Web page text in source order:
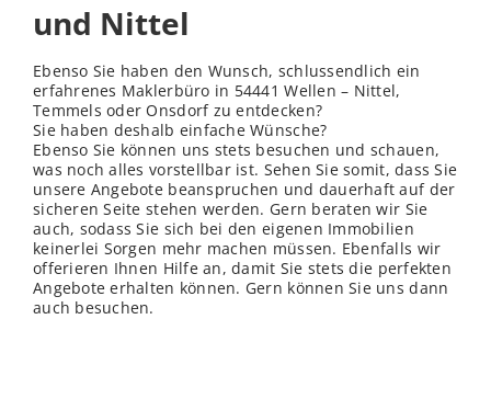
und Nittel
Ebenso Sie haben den Wunsch, schlussendlich ein
erfahrenes Maklerbüro in 54441 Wellen – Nittel,
Temmels oder Onsdorf zu entdecken?
Sie haben deshalb einfache Wünsche?
Ebenso Sie können uns stets besuchen und schauen,
was noch alles vorstellbar ist. Sehen Sie somit, dass Sie
unsere Angebote beanspruchen und dauerhaft auf der
sicheren Seite stehen werden. Gern beraten wir Sie
auch, sodass Sie sich bei den eigenen Immobilien
keinerlei Sorgen mehr machen müssen. Ebenfalls wir
offerieren Ihnen Hilfe an, damit Sie stets die perfekten
Angebote erhalten können. Gern können Sie uns dann
auch besuchen.